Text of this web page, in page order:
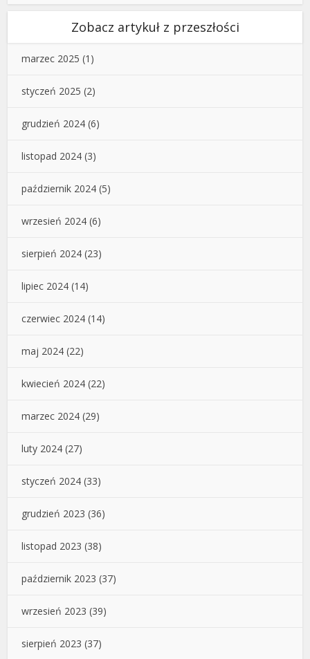
Zobacz artykuł z przeszłości
marzec 2025 (1)
styczeń 2025 (2)
grudzień 2024 (6)
listopad 2024 (3)
październik 2024 (5)
wrzesień 2024 (6)
sierpień 2024 (23)
lipiec 2024 (14)
czerwiec 2024 (14)
maj 2024 (22)
kwiecień 2024 (22)
marzec 2024 (29)
luty 2024 (27)
styczeń 2024 (33)
grudzień 2023 (36)
listopad 2023 (38)
październik 2023 (37)
wrzesień 2023 (39)
sierpień 2023 (37)